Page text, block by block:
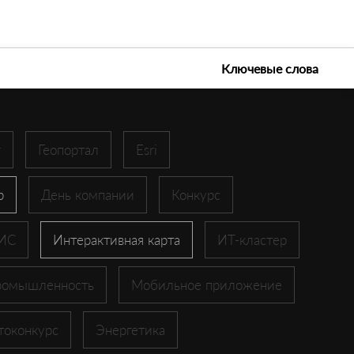
Ключевые слова
Геопортал Esri
День компании Конкурс
Интерактивная карта ИТ-кластер
Мобильное приложение
Энергетика